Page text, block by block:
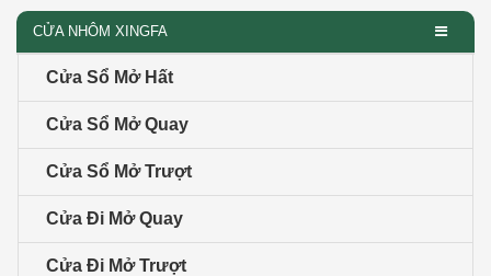
CỬA NHÔM XINGFA
Cửa Sổ Mở Hất
Cửa Sổ Mở Quay
Cửa Sổ Mở Trượt
Cửa Đi Mở Quay
Cửa Đi Mở Trượt